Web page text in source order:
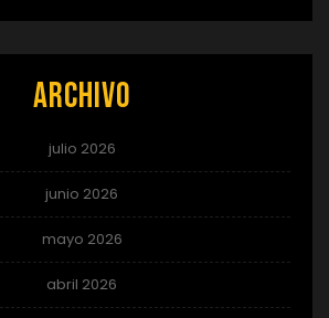
Archivo
julio 2026
junio 2026
mayo 2026
abril 2026